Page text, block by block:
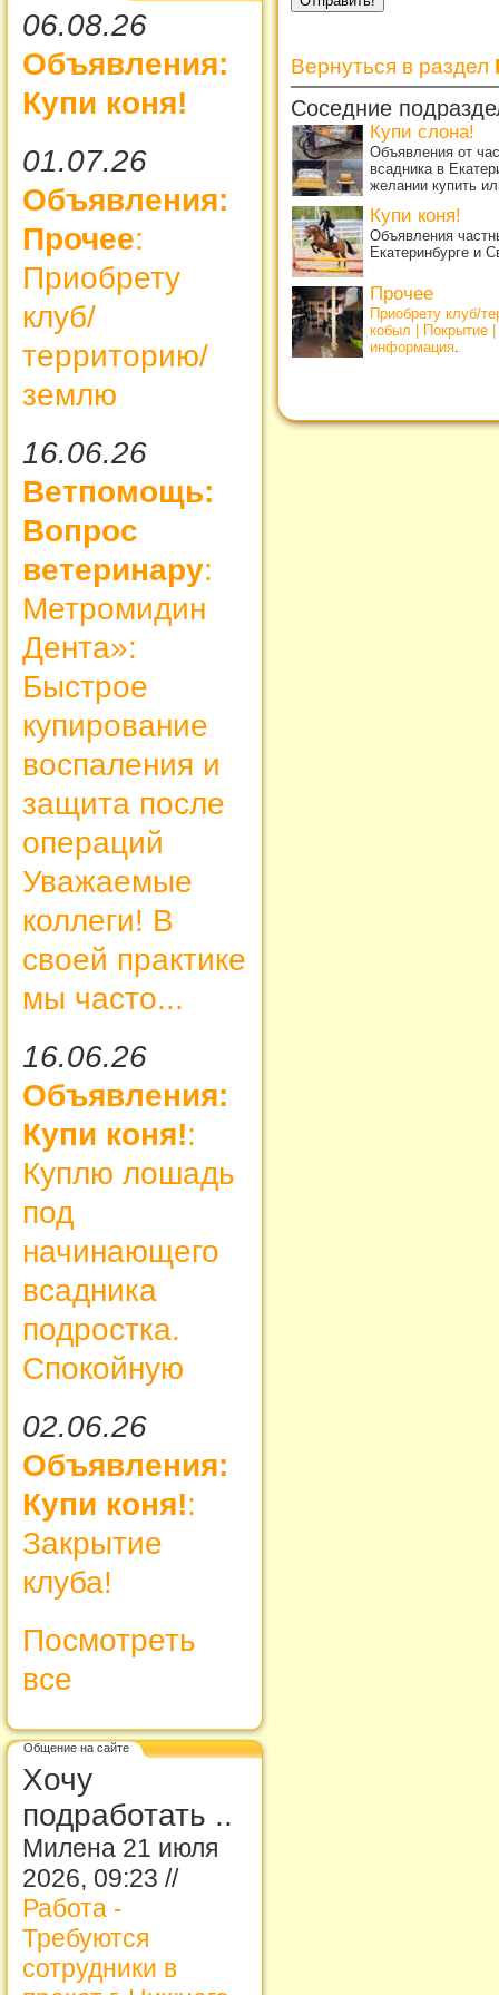
06.08.26
Объявления:
Купи коня!
01.07.26
Объявления:
Прочее:
Приобрету
клуб/
территорию/
землю
16.06.26
Ветпомощь:
Вопрос
ветеринару:
Метромидин
Дента»:
Быстрое
купирование
воспаления и
защита после
операций
Уважаемые
коллеги! В
своей практике
мы часто...
16.06.26
Объявления:
Купи коня!:
Куплю лошадь
под
начинающего
всадника
подростка.
Спокойную
02.06.26
Объявления:
Купи коня!:
Закрытие
клуба!
Посмотреть
все
Общение на сайте
Хочу
подработать ..
Милена 21 июля
2026, 09:23 //
Работа -
Требуются
сотрудники в
Вернуться в раздел
Соседние
Купи слона!
Объявления от
всадника в
желании купить
Купи коня!
Объявления
Екатеринбурге и
Прочее
Приобрету клуб/
кобыл | Покрытие
информация.